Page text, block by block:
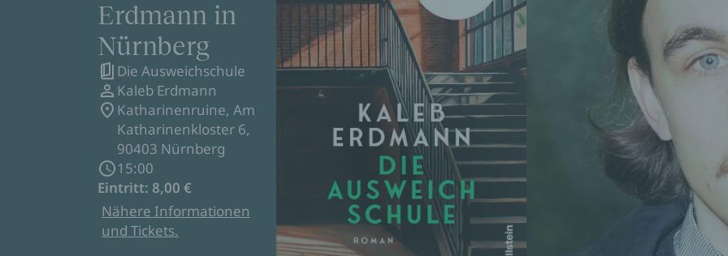
Erdmann in
Nürnberg
Die Ausweichschule
Kaleb Erdmann
Katharinenruine, Am
Katharinenkloster 6,
90403 Nürnberg
15:00
Eintritt: 8,00 €
Nähere Informationen
und Tickets.